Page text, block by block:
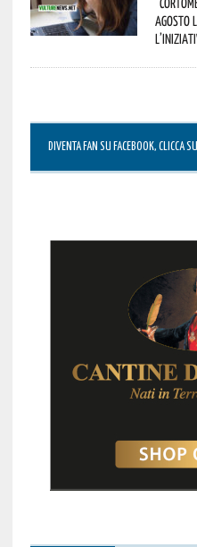
agosto
DIVENTA FAN SU FACEBOOK, CLICCA